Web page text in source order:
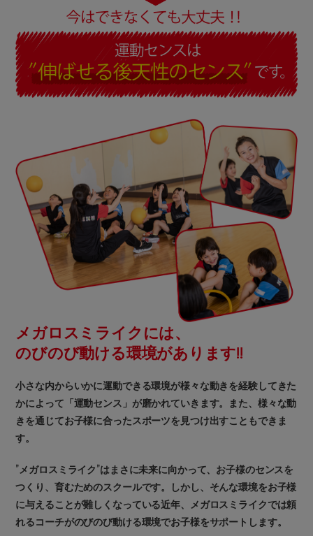
メガロスミライクには、
のびのび動ける環境があります!!
小さな内からいかに運動できる環境が様々な動きを経験してきた
かによって「運動センス」が磨かれていきます。また、様々な動
きを通じてお子様に合ったスポーツを見つけ出すこともできま
す。
”メガロスミライク”はまさに未来に向かって、お子様のセンスを
つくり、育むためのスクールです。しかし、そんな環境をお子様
に与えることが難しくなっている近年、メガロスミライクでは頼
れるコーチがのびのび動ける環境でお子様をサポートします。